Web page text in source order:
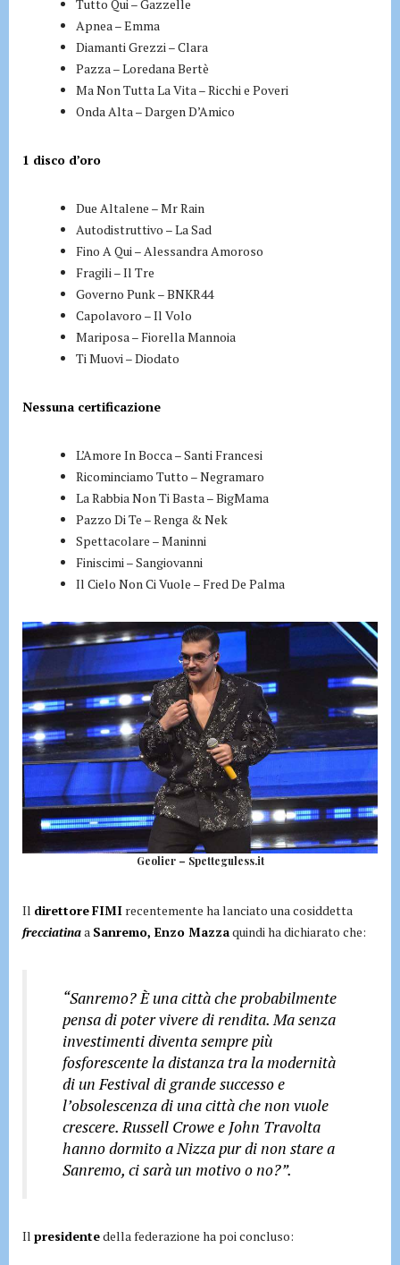
Tutto Qui – Gazzelle
Apnea – Emma
Diamanti Grezzi – Clara
Pazza – Loredana Bertè
Ma Non Tutta La Vita – Ricchi e Poveri
Onda Alta – Dargen D’Amico
1 disco d’oro
Due Altalene – Mr Rain
Autodistruttivo – La Sad
Fino A Qui – Alessandra Amoroso
Fragili – Il Tre
Governo Punk – BNKR44
Capolavoro – Il Volo
Mariposa – Fiorella Mannoia
Ti Muovi – Diodato
Nessuna certificazione
L’Amore In Bocca – Santi Francesi
Ricominciamo Tutto – Negramaro
La Rabbia Non Ti Basta – BigMama
Pazzo Di Te – Renga & Nek
Spettacolare – Maninni
Finiscimi – Sangiovanni
Il Cielo Non Ci Vuole – Fred De Palma
Geolier – Spetteguless.it
Il direttoreFIMI recentemente ha lanciato una cosiddetta
frecciatinaa Sanremo, Enzo Mazzaquindi ha dichiarato che:
“Sanremo? È una città che probabilmente
pensa di poter vivere di rendita. Ma senza
investimenti diventa sempre più
fosforescente la distanza tra la modernità
di un Festival di grande successo e
l’obsolescenza di una città che non vuole
crescere. Russell Crowe e John Travolta
hanno dormito a Nizza pur di non stare a
Sanremo, ci sarà un motivo o no?”.
Il presidentedella federazione ha poi concluso: